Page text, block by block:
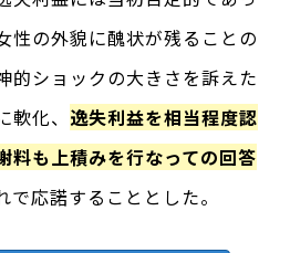
性の外貌に醜状が残ることの
的ショックの大きさを訴えた
化、 逸失利益を相当程度認
料も上積みを行なっての回答
応諾することとした。